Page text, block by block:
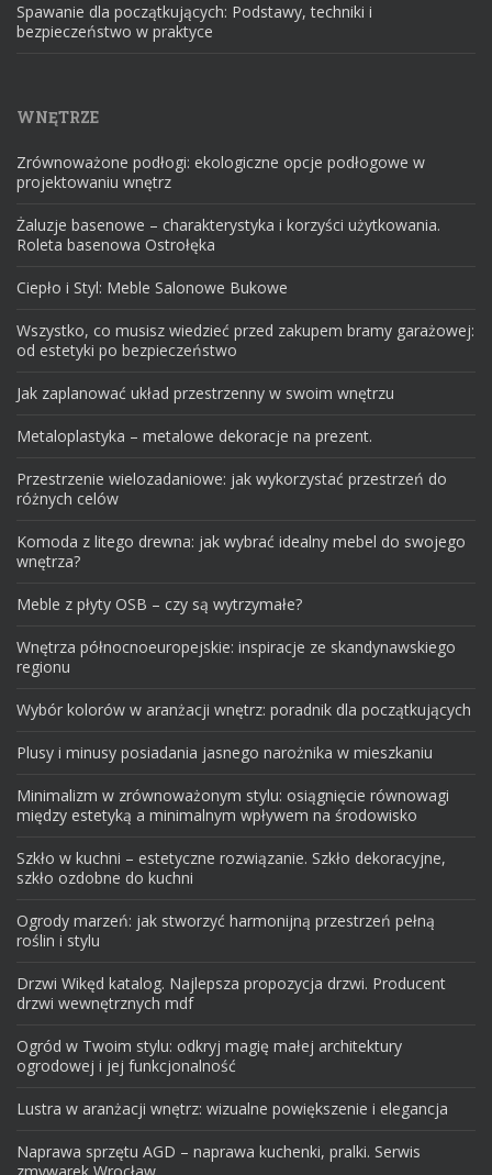
Spawanie dla początkujących: Podstawy, techniki i
bezpieczeństwo w praktyce
WNĘTRZE
Zrównoważone podłogi: ekologiczne opcje podłogowe w
projektowaniu wnętrz
Żaluzje basenowe – charakterystyka i korzyści użytkowania.
Roleta basenowa Ostrołęka
Ciepło i Styl: Meble Salonowe Bukowe
Wszystko, co musisz wiedzieć przed zakupem bramy garażowej:
od estetyki po bezpieczeństwo
Jak zaplanować układ przestrzenny w swoim wnętrzu
Metaloplastyka – metalowe dekoracje na prezent.
Przestrzenie wielozadaniowe: jak wykorzystać przestrzeń do
różnych celów
Komoda z litego drewna: jak wybrać idealny mebel do swojego
wnętrza?
Meble z płyty OSB – czy są wytrzymałe?
Wnętrza północnoeuropejskie: inspiracje ze skandynawskiego
regionu
Wybór kolorów w aranżacji wnętrz: poradnik dla początkujących
Plusy i minusy posiadania jasnego narożnika w mieszkaniu
Minimalizm w zrównoważonym stylu: osiągnięcie równowagi
między estetyką a minimalnym wpływem na środowisko
Szkło w kuchni – estetyczne rozwiązanie. Szkło dekoracyjne,
szkło ozdobne do kuchni
Ogrody marzeń: jak stworzyć harmonijną przestrzeń pełną
roślin i stylu
Drzwi Wikęd katalog. Najlepsza propozycja drzwi. Producent
drzwi wewnętrznych mdf
Ogród w Twoim stylu: odkryj magię małej architektury
ogrodowej i jej funkcjonalność
Lustra w aranżacji wnętrz: wizualne powiększenie i elegancja
Naprawa sprzętu AGD – naprawa kuchenki, pralki. Serwis